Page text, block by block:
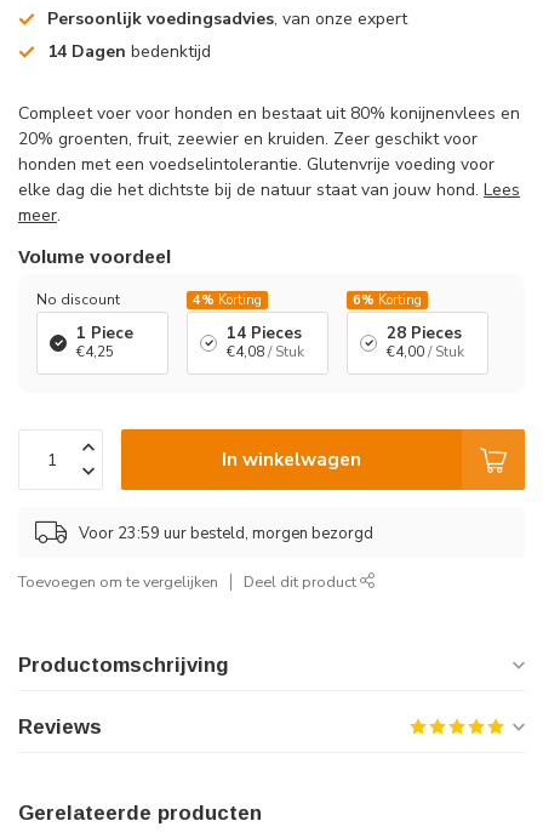
Persoonlijk voedingsadvies, van onze expert
14 Dagen bedenktijd
Compleet voer voor honden en bestaat uit 80% konijnenvlees en
20% groenten, fruit, zeewier en kruiden. Zeer geschikt voor
honden met een voedselintolerantie. Glutenvrije voeding voor
elke dag die het dichtste bij de natuur staat van jouw hond. Lees
meer.
Volume voordeel
No discount
1 Piece
€4,25
4% Korting
14 Pieces
€4,08/ Stuk
6% Korting
28 Pieces
€4,00/ Stuk
In winkelwagen
Voor 23:59 uur besteld, morgen bezorgd
Toevoegen om te vergelijken Deel dit product
Productomschrijving
Reviews
Gerelateerde producten